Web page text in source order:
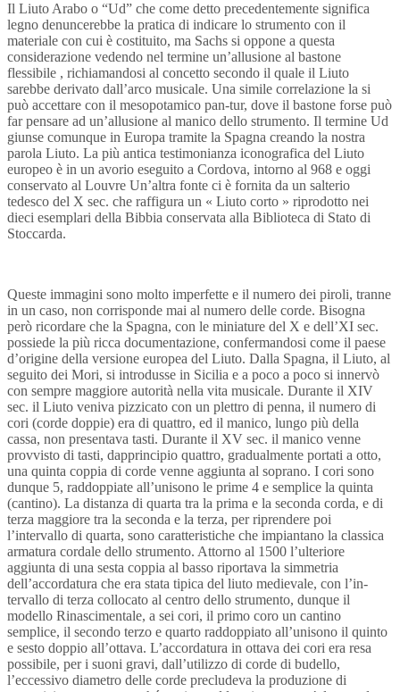
Il Liuto Arabo o “Ud” che come detto precedentemente significa
legno denuncerebbe la pratica di indicare lo strumento con il
materiale con cui è costituito, ma Sachs si oppone a questa
considerazione vedendo nel termine un’allusione al bastone
flessibile , richiamandosi al concetto secondo il quale il Liuto
sarebbe derivato dall’arco musicale. Una simile correlazione la si
può accettare con il mesopotamico pan-tur, dove il bastone forse può
far pensare ad un’allusione al manico dello strumento. Il termine Ud
giunse comunque in Europa tramite la Spagna creando la nostra
parola Liuto. La più antica testimonianza iconografica del Liuto
europeo è in un avorio eseguito a Cordova, intorno al 968 e oggi
conservato al Louvre Un’altra fonte ci è fornita da un salterio
tedesco del X sec. che raffigura un « Liuto corto » riprodotto nei
dieci esemplari della Bibbia conservata alla Biblioteca di Stato di
Stoccarda.
Queste immagini sono molto imper­fette e il numero dei piroli, tranne
in un caso, non corrisponde mai al numero delle corde. Bisogna
però ricordare che la Spagna, con le miniature del X e dell’XI sec.
possiede la più ricca documentazione, confermandosi come il paese
d’origine della versione europea del Liuto. Dalla Spagna, il Liuto, al
seguito dei Mori, si introdusse in Sicilia e a poco a poco si innervò
con sempre maggiore autorità nella vita musicale. Durante il XIV
sec. il Liuto veniva pizzicato con un plettro di penna, il numero di
cori (corde doppie) era di quattro, ed il manico, lungo più della
cassa, non presentava tasti. Durante il XV sec. il manico ven­ne
provvisto di tasti, dapprincipio quattro, gradualmente portati a otto,
una quinta coppia di corde venne aggiunta al soprano. I cori sono
dunque 5, raddoppiate all’unisono le prime 4 e semplice la quinta
(cantino). La distanza di quarta tra la prima e la seconda corda, e di
terza maggiore tra la seconda e la ter­za, per riprendere poi
l’intervallo di quarta, sono caratteristiche che impiantano la classica
armatura cordale dello strumento. Attorno al 1500 l’ul­teriore
aggiunta di una sesta coppia al basso riportava la simmetria
dell’accordatura che era stata tipica del liuto medievale, con l’in­
tervallo di terza collocato al centro dello strumento, dunque il
modello Rinascimentale, a sei cori, il primo coro un cantino
semplice, il secondo terzo e quarto raddoppiato all’unisono il quinto
e sesto doppio all’ottava. L’accordatura in ottava dei cori era resa
possibile, per i suoni gravi, dall’utilizzo di corde di budello,
l’eccessivo diametro delle corde precludeva la produzione di